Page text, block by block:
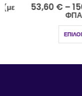
53,60€–
ΦΠΑ)
ΕΠΙΛΟΓΉ